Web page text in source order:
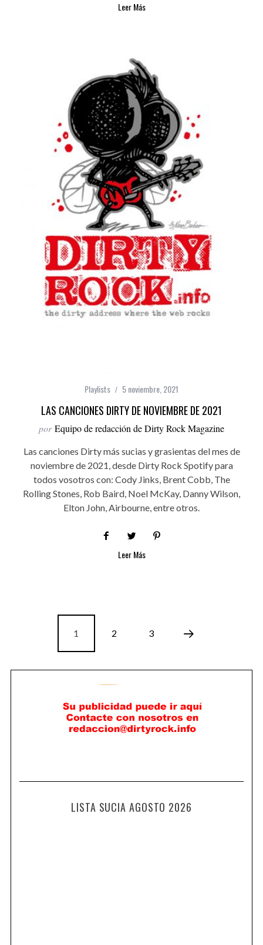
Leer Más
Playlists 5 noviembre, 2021
LAS CANCIONES DIRTY DE NOVIEMBRE DE 2021
por Equipo de redacción de Dirty Rock Magazine
Las canciones Dirty más sucias y grasientas del mes de
noviembre de 2021, desde Dirty Rock Spotify para
todos vosotros con: Cody Jinks, Brent Cobb, The
Rolling Stones, Rob Baird, Noel McKay, Danny Wilson,
Elton John, Airbourne, entre otros.
Leer Más
1 2 3
LISTA SUCIA AGOSTO 2026